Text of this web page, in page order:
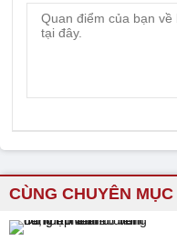
CÙNG CHUYÊN MỤC